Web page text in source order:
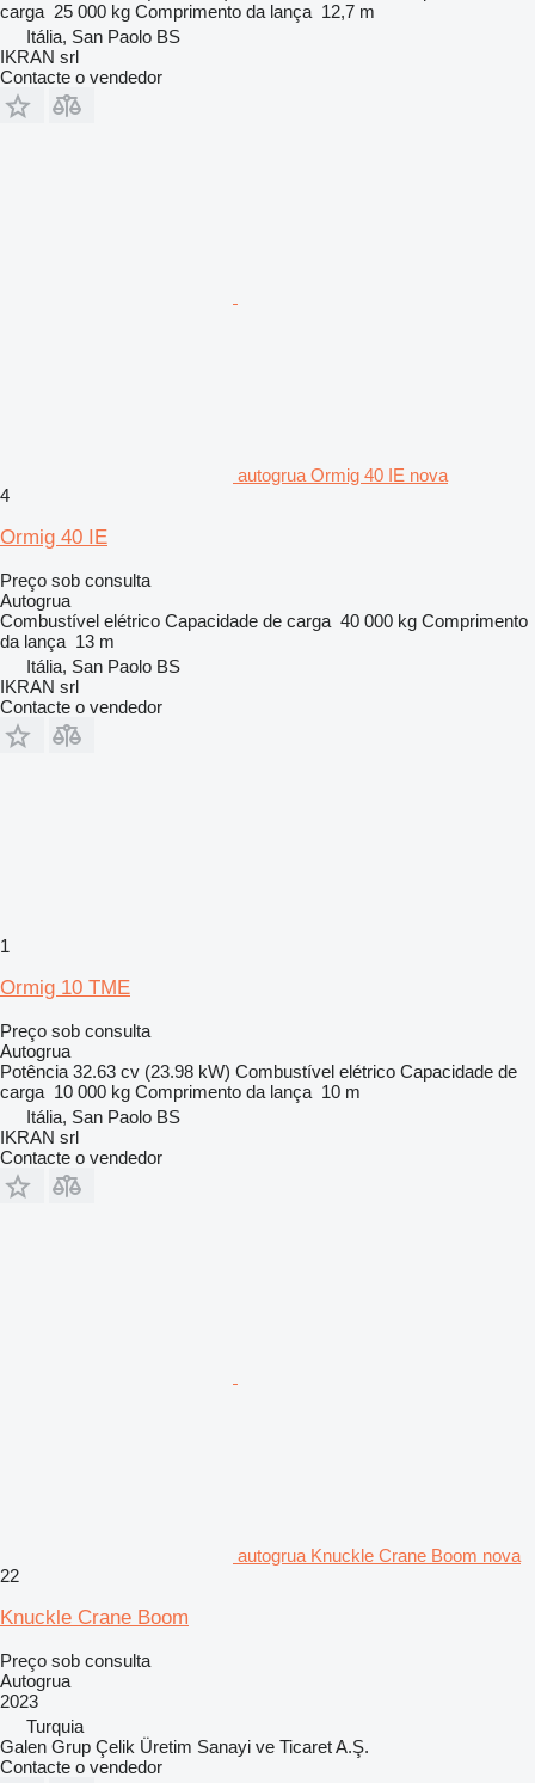
carga 25 000 kg Comprimento da lança 12,7 m
Itália, San Paolo BS
IKRAN srl
Contacte o vendedor
autogrua Ormig 40 IE nova
4
Ormig 40 IE
Preço sob consulta
Autogrua
Combustível elétrico Capacidade de carga 40 000 kg Comprimento
da lança 13 m
Itália, San Paolo BS
IKRAN srl
Contacte o vendedor
1
Ormig 10 TME
Preço sob consulta
Autogrua
Potência 32.63 cv (23.98 kW) Combustível elétrico Capacidade de
carga 10 000 kg Comprimento da lança 10 m
Itália, San Paolo BS
IKRAN srl
Contacte o vendedor
autogrua Knuckle Crane Boom nova
22
Knuckle Crane Boom
Preço sob consulta
Autogrua
2023
Turquia
Galen Grup Çelik Üretim Sanayi ve Ticaret A.Ş.
Contacte o vendedor